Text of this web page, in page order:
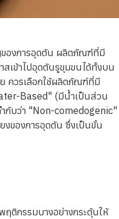
ของการอุดตัน ผลิตภัณฑ์ที่มี
เข้าไปอุดตันรูขุมขนได้ทั้งบน
ควรเลือกใช้ผลิตภัณฑ์ที่มี
Based" (มีน้ำเป็นส่วน
กับว่า "Non-comedogenic"
ของการอุดตัน ซึ่งเป็นขั้น
ฤติกรรมบางอย่างกระตุ้นให้